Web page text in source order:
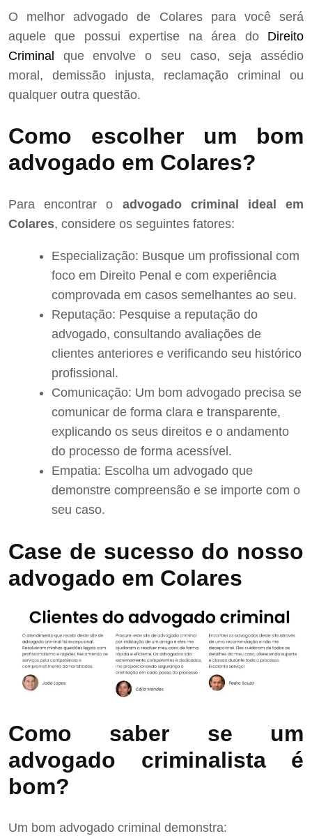
O melhor advogado de Colares para você será
aquele que possui expertise na área do Direito
Criminal que envolve o seu caso, seja assédio
moral, demissão injusta, reclamação criminal ou
qualquer outra questão.
Como escolher um bom
advogado em Colares?
Para encontrar o advogado criminal ideal em
Colares, considere os seguintes fatores:
Especialização: Busque um profissional com
foco em Direito Penal e com experiência
comprovada em casos semelhantes ao seu.
Reputação: Pesquise a reputação do
advogado, consultando avaliações de
clientes anteriores e verificando seu histórico
profissional.
Comunicação: Um bom advogado precisa se
comunicar de forma clara e transparente,
explicando os seus direitos e o andamento
do processo de forma acessível.
Empatia: Escolha um advogado que
demonstre compreensão e se importe com o
seu caso.
Case de sucesso do nosso
advogado em Colares
Como saber se um
advogado criminalista é
bom?
Um bom advogado criminal demonstra: